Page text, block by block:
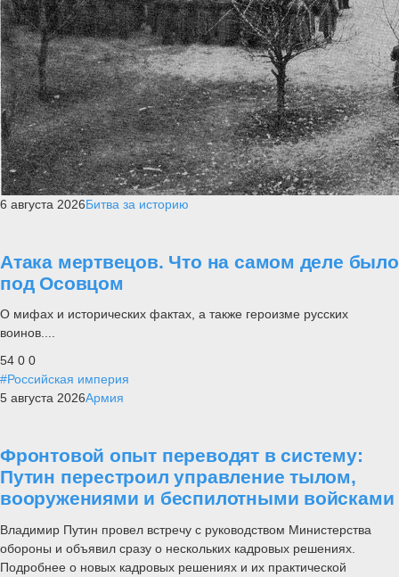
6 августа 2026Битва за историю
Атака мертвецов. Что на самом деле было
под Осовцом
О мифах и исторических фактах, а также героизме русских
воинов....
54 0 0
#Российская империя
5 августа 2026Армия
Фронтовой опыт переводят в систему:
Путин перестроил управление тылом,
вооружениями и беспилотными войсками
Владимир Путин провел встречу с руководством Министерства
обороны и объявил сразу о нескольких кадровых решениях.
Подробнее о новых кадровых решениях и их практической